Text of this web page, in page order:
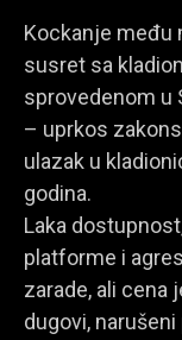
Kockanje među
susret sa
sprovedenom u
– uprkos
ulazak u
godina.
Laka
platforme i
zarade, ali cena
dugovi,